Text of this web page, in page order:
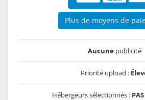
Plus de moyens de
Aucunepublicité
Priorité upload :
Hébergeurs sélectionnés :